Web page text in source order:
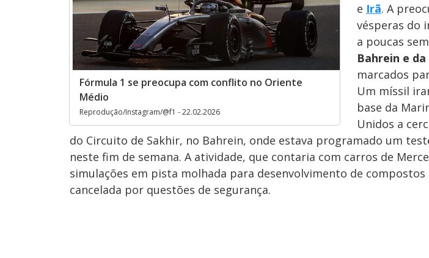
Fórmula 1 se preocupa com conflito no Oriente
Médio
Reprodução/Instagram/@f1 - 22.02.2026
e Irã. A
vésperas do
a poucas
Bahrein e
marcados
Um míssil
base da
Unidos a
do Circuito de Sakhir, no Bahrein, onde estava programado um
neste fim de semana. A atividade, que contaria com carros de
simulações em pista molhada para desenvolvimento de compostos
cancelada por questões de segurança.